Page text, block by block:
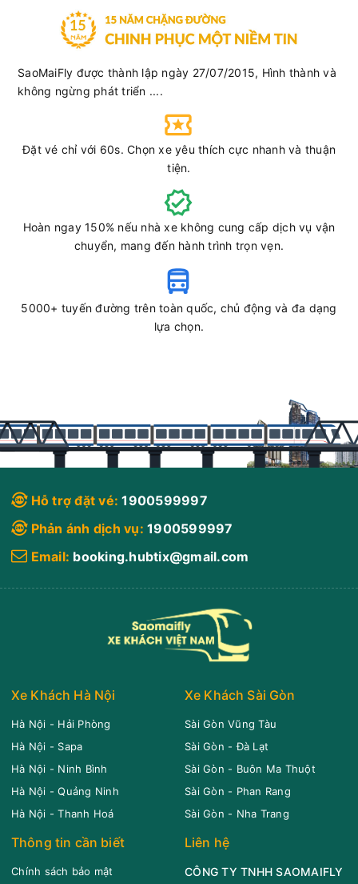
SaoMaiFly được thành lập ngày 27/07/2015, Hình thành và
không ngừng phát triển ....
Đặt vé chỉ với 60s. Chọn xe yêu thích cực nhanh và thuận
tiện.
Hoàn ngay 150% nếu nhà xe không cung cấp dịch vụ vận
chuyển, mang đến hành trình trọn vẹn.
5000+ tuyến đường trên toàn quốc, chủ động và đa dạng
lựa chọn.
Hỗ trợ đặt vé: 1900599997
Phản ánh dịch vụ: 1900599997
Email: booking.hubtix@gmail.com
Xe Khách Hà Nội
Hà Nội - Hải Phòng
Hà Nội - Sapa
Hà Nội - Ninh Bình
Hà Nội - Quảng Ninh
Hà Nội - Thanh Hoá
Xe Khách Sài Gòn
Sài Gòn Vũng Tàu
Sài Gòn - Đà Lạt
Sài Gòn - Buôn Ma Thuột
Sài Gòn - Phan Rang
Sài Gòn - Nha Trang
Thông tin cần biết
Chính sách bảo mật
Liên hệ
CÔNG TY TNHH SAOMAIFLY